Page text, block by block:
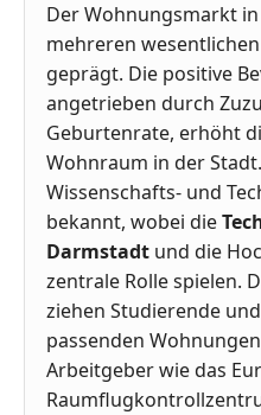
Der Wohnungsmarkt
mehreren
geprägt. Die positive
angetrieben durch
Geburtenrate, erhöht
Wohnraum in der
Wissenschafts- und
bekannt, wobei die
Darmstadt und die
zentrale Rolle spielen.
ziehen Studierende
passenden
Arbeitgeber wie das